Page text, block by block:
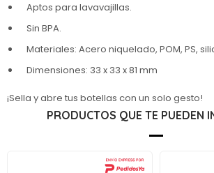
Aptos para lavavajillas.
Sin BPA.
Materiales: Acero niquelado, POM, PS,
Dimensiones: 33 x 33 x 81 mm
¡Sella y abre tus botellas con un solo gesto!
PRODUCTOS QUE TE PUEDEN